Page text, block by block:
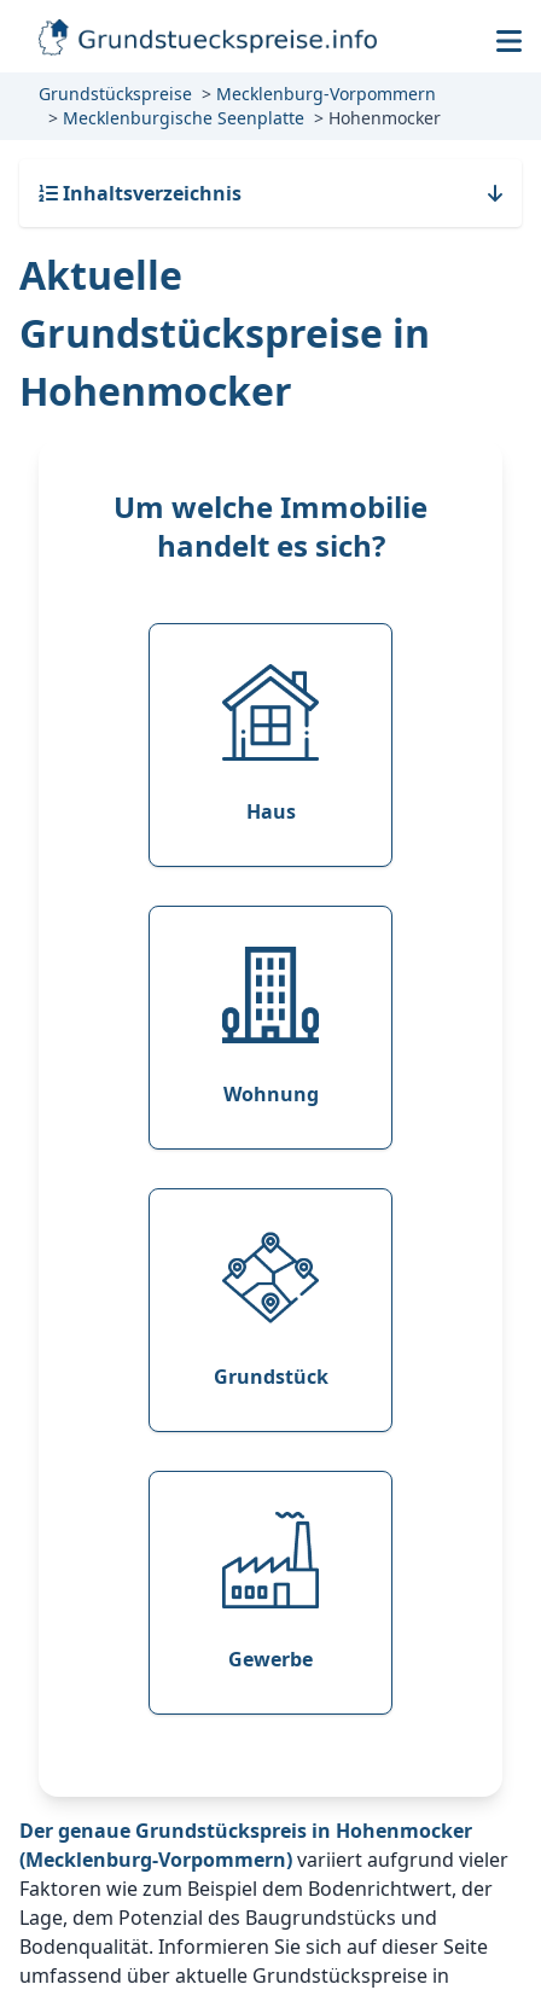
Grundstückspreise
Mecklenburg-Vorpommern
Mecklenburgische Seenplatte
Hohenmocker
Inhaltsverzeichnis
Aktuelle
Grundstückspreise in
Hohenmocker
Um welche Immobilie
handelt es sich?
Haus
Wohnung
Grundstück
Gewerbe
Der genaue Grundstückspreis in Hohenmocker
(Mecklenburg-Vorpommern)variiert aufgrund vieler
Faktoren wie zum Beispiel dem Bodenrichtwert, der
Lage, dem Potenzial des Baugrundstücks und
Bodenqualität. Informieren Sie sich auf dieser Seite
umfassend über aktuelle Grundstückspreise in